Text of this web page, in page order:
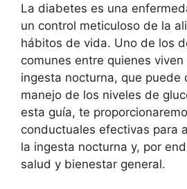
La diabetes es una
un control meticuloso de la
hábitos de vida. Uno de los
comunes entre quienes
ingesta nocturna, que puede
manejo de los niveles de
esta guía, te
conductuales efectivas para
la ingesta nocturna y, por
salud y bienestar general.